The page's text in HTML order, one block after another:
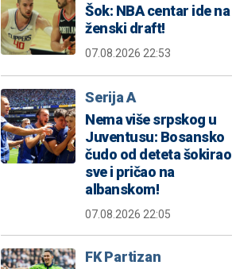
Šok: NBA centar ide na
ženski draft!
07.08.2026 22:53
Serija A
Nema više srpskog u
Juventusu: Bosansko
čudo od deteta šokirao
sve i pričao na
albanskom!
07.08.2026 22:05
FK Partizan